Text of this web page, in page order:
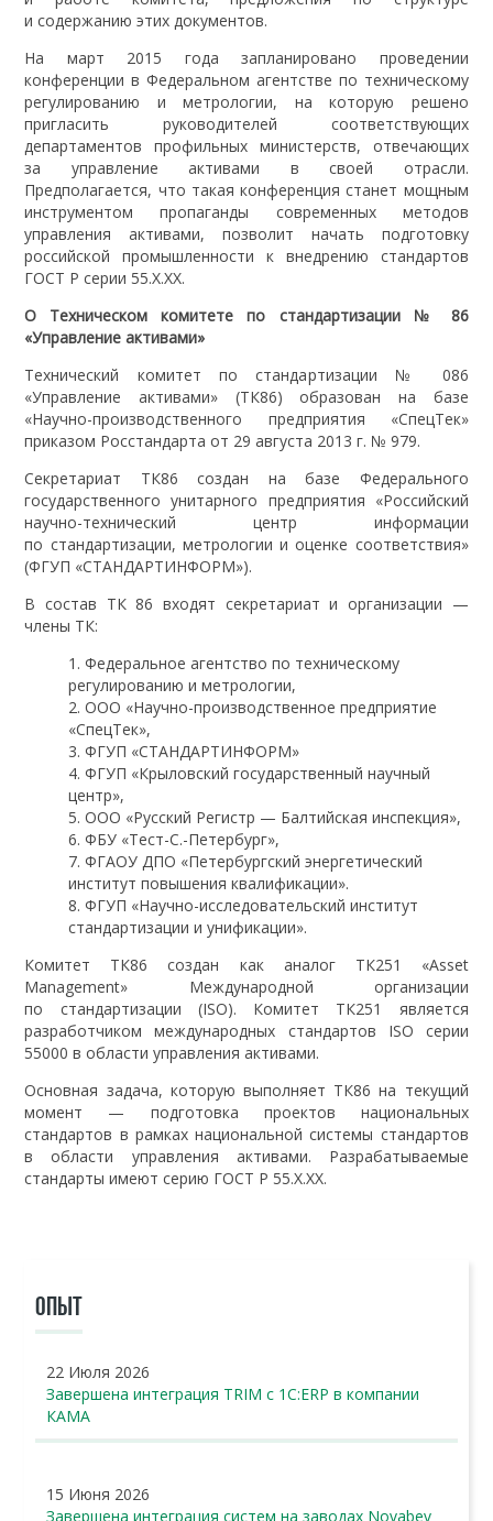
и содержанию этих документов.
На март 2015 года запланировано проведении
конференции в Федеральном агентстве по техническому
регулированию и метрологии, на которую решено
пригласить руководителей соответствующих
департаментов профильных министерств, отвечающих
за управление активами в своей отрасли.
Предполагается, что такая конференция станет мощным
инструментом пропаганды современных методов
управления активами, позволит начать подготовку
российской промышленности к внедрению стандартов
ГОСТ Р серии 55.Х.ХХ.
О Техническом комитете по стандартизации № 86
«Управление активами»
Технический комитет по стандартизации № 086
«Управление активами» (ТК86) образован на базе
«Научно-производственного предприятия «СпецТек»
приказом Росстандарта от 29 августа 2013 г. № 979.
Секретариат ТК86 создан на базе Федерального
государственного унитарного предприятия «Российский
научно-технический центр информации
по стандартизации, метрологии и оценке соответствия»
(ФГУП «СТАНДАРТИНФОРМ»).
В состав ТК 86 входят секретариат и организации —
члены ТК:
Федеральное агентство по техническому
регулированию и метрологии,
ООО «Научно-производственное предприятие
«СпецТек»,
ФГУП «СТАНДАРТИНФОРМ»
ФГУП «Крыловский государственный научный
центр»,
ООО «Русский Регистр — Балтийская инспекция»,
ФБУ «Тест-С.-Петербург»,
ФГАОУ ДПО «Петербургский энергетический
институт повышения квалификации».
ФГУП «Научно-исследовательский институт
стандартизации и унификации».
Комитет ТК86 создан как аналог ТК251 «Asset
Management» Международной организации
по стандартизации (ISO). Комитет ТК251 является
разработчиком международных стандартов ISO серии
55000 в области управления активами.
Основная задача, которую выполняет ТК86 на текущий
момент — подготовка проектов национальных
стандартов в рамках национальной системы стандартов
в области управления активами. Разрабатываемые
стандарты имеют серию ГОСТ Р 55.Х.ХХ.
ОПЫТ
22 Июля 2026
Завершена интеграция TRIM с 1С:ERP в компании
КАМА
15 Июня 2026
Завершена интеграция систем на заводах Novabev